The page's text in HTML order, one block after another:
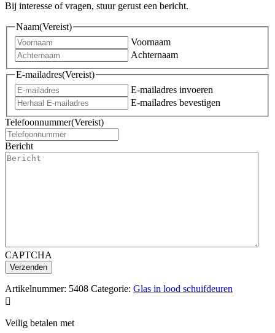
Bij interesse of vragen, stuur gerust een bericht.
Naam(Vereist)
Voornaam
Achternaam
E-mailadres(Vereist)
E-mailadres invoeren
E-mailadres bevestigen
Telefoonnummer(Vereist)
Bericht
CAPTCHA
Artikelnummer: 5408 Categorie: Glas in lood schuifdeuren

Veilig betalen met